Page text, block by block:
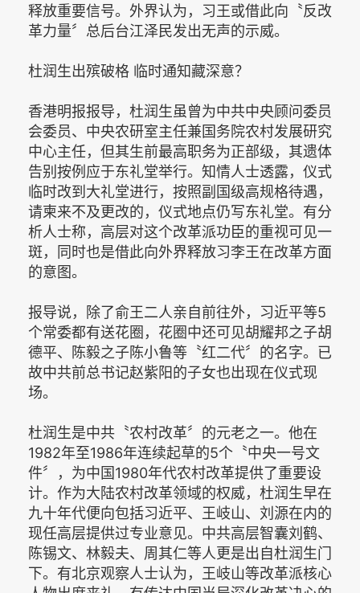
释放重要信号。外界认为，习王或借此向〝反改
革力量〞总后台江泽民发出无声的示威。
杜润生出殡破格 临时通知藏深意？
香港明报报导，杜润生虽曾为中共中央顾问委员
会委员、中央农研室主任兼国务院农村发展研究
中心主任，但其生前最高职务为正部级，其遗体
告别按例应于东礼堂举行。知情人士透露，仪式
临时改到大礼堂进行，按照副国级高规格待遇，
请柬来不及更改的，仪式地点仍写东礼堂。有分
析人士称，高层对这个改革派功臣的重视可见一
斑，同时也是借此向外界释放习李王在改革方面
的意图。
报导说，除了俞王二人亲自前往外，习近平等5
个常委都有送花圈，花圈中还可见胡耀邦之子胡
德平、陈毅之子陈小鲁等〝红二代〞的名字。已
故中共前总书记赵紫阳的子女也出现在仪式现
场。
杜润生是中共〝农村改革〞的元老之一。他在
1982年至1986年连续起草的5个〝中央一号文
件〞，为中国1980年代农村改革提供了重要设
计。作为大陆农村改革领域的权威，杜润生早在
九十年代便向包括习近平、王岐山、刘源在内的
现任高层提供过专业意见。中共高层智囊刘鹤、
陈锡文、林毅夫、周其仁等人更是出自杜润生门
下。有北京观察人士认为，王岐山等改革派核心